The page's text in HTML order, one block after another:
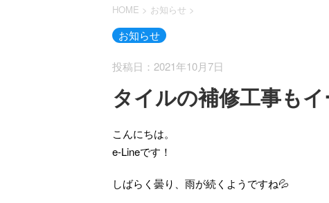
HOME > お知らせ >
お知らせ
投稿日：2021年10月7日
タイルの補修工事もイ
こんにちは。
e-Lineです！
しばらく曇り、雨が続くようですね💦